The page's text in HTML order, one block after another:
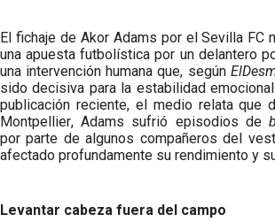
El fichaje de Akor Adams por el Sevilla FC
una apuesta futbolística por un delantero
una intervención humana que, según
sido decisiva para la estabilidad
publicación reciente, el medio relata que
Montpellier, Adams sufrió episodios de
por parte de algunos compañeros del
afectado profundamente su rendimiento y
Levantar cabeza fuera del campo